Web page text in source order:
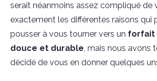
serait néanmoins assez compliqué de
exactement les différentes raisons qui
pousser à vous tourner vers un forfait
douce et durable, mais nous avons
décidé de vous en donner quelques